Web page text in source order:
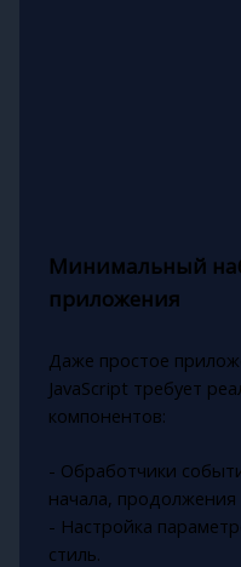
Минимальный
приложения
Даже простое
JavaScript требует
компонентов:
- Обработчики
начала,
- Настройка
стиль.